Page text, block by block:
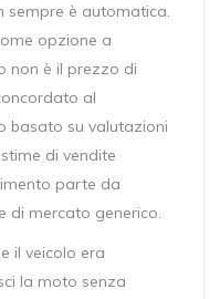
sempre è automatica.
opzione a
non è il prezzo di
al
basato su valutazioni
di vendite
parte da
di mercato generico.
il veicolo era
la moto senza